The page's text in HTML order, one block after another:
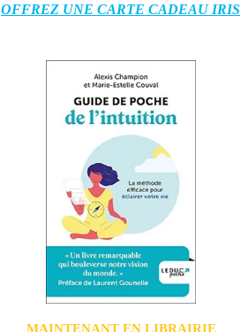
OFFREZ UNE CARTE CADEAU IRIS
MAINTENANT EN LIBRAIRIE